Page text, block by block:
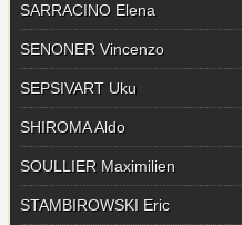
SARRACINO Elena
SENONER Vincenzo
SEPSIVART Uku
SHIROMA Aldo
SOULLIER Maximilien
STAMBIROWSKI Eric